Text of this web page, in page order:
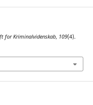
for Kriminalvidenskab, 109(4).